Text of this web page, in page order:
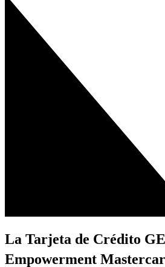
La Tarjeta de Crédito
Empowerment